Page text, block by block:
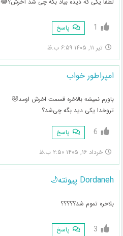
1 پاسخ
تیر ۱۱, ۱۴۰۵ ۶:۵۹ ب.ظ
امپراطور خواب
باورم نمیشه بالاخره قسمت اخرش اومد🤣
تروخدا یکی دید بگه چی‌شد؟
6 پاسخ
خرداد ۱۶, ۱۴۰۵ ۲:۵۰ ب.ظ
Dordaneh پیونته🌙
بلاخره تموم شد؟؟؟؟؟
3 پاسخ